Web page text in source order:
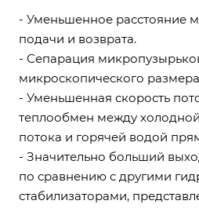
- Уменьшенное расстояние
подачи и возврата.
- Сепарация
микроскопического
- Уменьшенная скорость
теплообмен между
потока и горячей водой
- Значительно больший
по сравнению с другими
стабилизаторами,